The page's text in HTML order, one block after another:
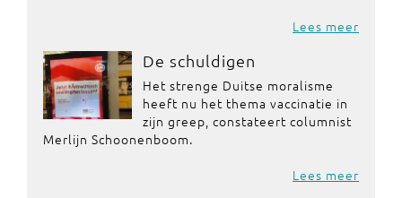
Lees meer
De schuldigen
Het strenge Duitse moralisme
heeft nu het thema vaccinatie in
zijn greep, constateert columnist
Merlijn Schoonenboom.
Lees meer